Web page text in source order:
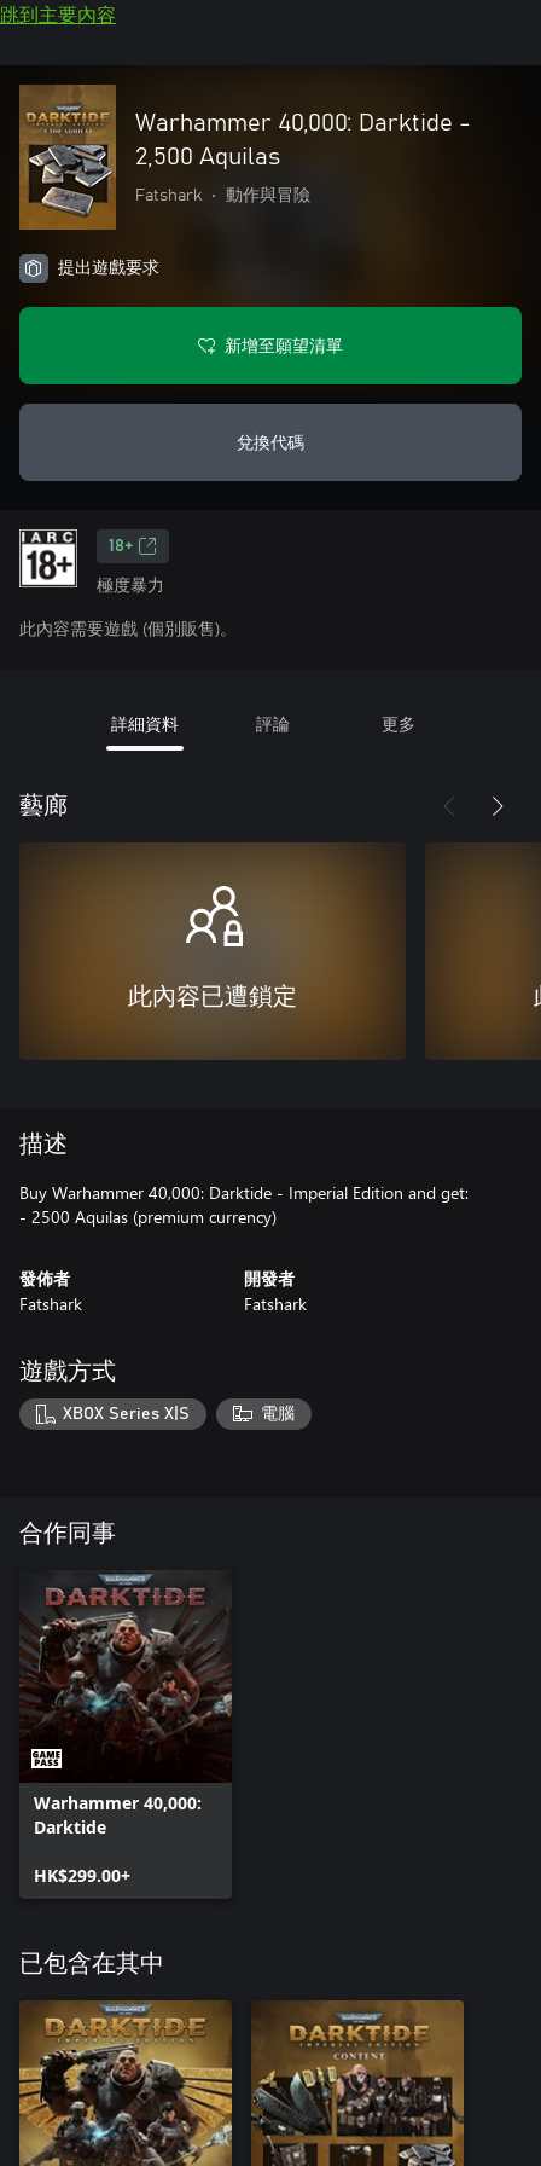
跳到主要內容
Warhammer 40,000: Darktide -
2,500 Aquilas
Fatshark • 動作與冒險
提出遊戲要求
新增至願望清單
兌換代碼
18+
極度暴力
此內容需要遊戲 (個別販售)。
詳細資料 評論 更多
藝廊
此內容已遭鎖定
描述
Buy Warhammer 40,000: Darktide - Imperial Edition and get:
- 2500 Aquilas (premium currency)
發佈者
Fatshark
開發者
Fatshark
遊戲方式
XBOX Series X|S 電腦
合作同事
Warhammer 40,000:
Darktide
HK$299.00+
已包含在其中